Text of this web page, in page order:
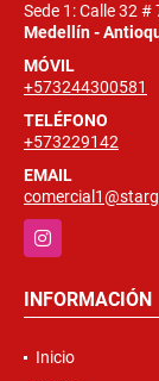
Sede 1: Calle 32 #
Medellín -
MÓVIL
+573244300581
TELÉFONO
+573229142
EMAIL
Instagram
INFORMACIÓN
Inicio